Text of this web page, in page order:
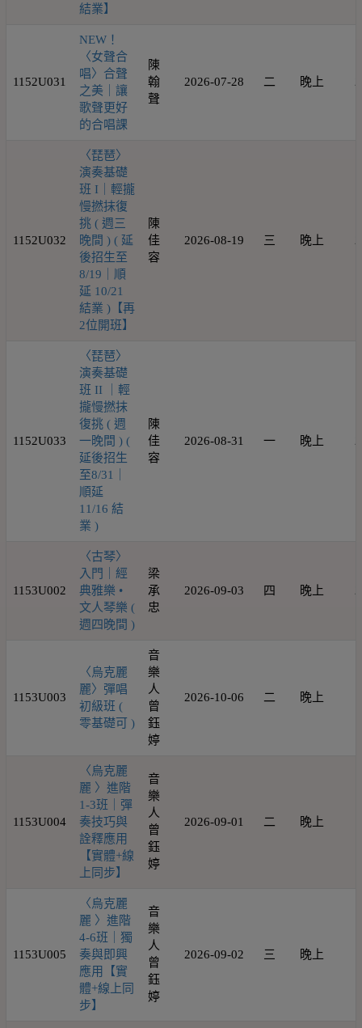
結業】
1152U031
NEW！
〈女聲合
唱〉合聲
之美｜讓
歌聲更好
的合唱課
陳
翰
聲
2026-07-28 二 晚上
1152U032
〈琵琶〉
演奏基礎
班 I｜輕攏
慢撚抹復
挑 ( 週三
晚間 ) ( 延
後招生至
8/19｜順
延 10/21
結業 )【再
2位開班】
陳
佳
容
2026-08-19 三 晚上
1152U033
〈琵琶〉
演奏基礎
班 II ｜輕
攏慢撚抹
復挑 ( 週
一晚間 ) (
延後招生
至8/31｜
順延
11/16 結
業 )
陳
佳
容
2026-08-31 一 晚上
1153U002
〈古琴〉
入門｜經
典雅樂 •
文人琴樂 (
週四晚間 )
梁
承
忠
2026-09-03 四 晚上
1153U003
〈烏克麗
麗〉彈唱
初級班 (
零基礎可 )
音
樂
人
曾
鈺
婷
2026-10-06 二 晚上
1153U004
〈烏克麗
麗 〉進階
1-3班｜彈
奏技巧與
詮釋應用
【實體+線
上同步】
音
樂
人
曾
鈺
婷
2026-09-01 二 晚上
1153U005
〈烏克麗
麗 〉進階
4-6班｜獨
奏與即興
應用【實
體+線上同
步】
音
樂
人
曾
鈺
婷
2026-09-02 三 晚上